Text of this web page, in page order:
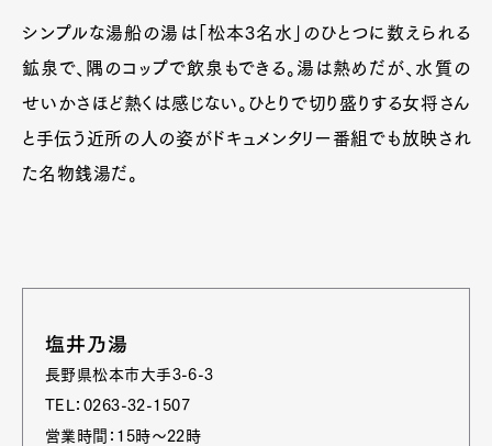
シンプルな湯船の湯は「松本3名水」のひとつに数えられる
鉱泉で、隅のコップで飲泉もできる。湯は熱めだが、水質の
せいかさほど熱くは感じない。ひとりで切り盛りする女将さん
と手伝う近所の人の姿がドキュメンタリー番組でも放映され
た名物銭湯だ。
塩井乃湯
長野県松本市大手3-6-3
TEL：0263-32-1507
営業時間：15時～22時